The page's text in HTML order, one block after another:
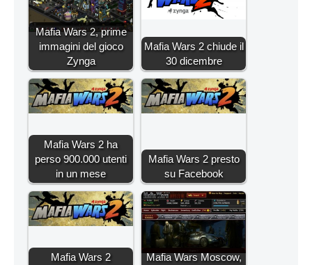
Mafia Wars 2, prime
immagini del gioco
Zynga
Mafia Wars 2 chiude il
30 dicembre
Mafia Wars 2 ha
perso 900.000 utenti
in un mese
Mafia Wars 2 presto
su Facebook
Mafia Wars 2
Mafia Wars Moscow,